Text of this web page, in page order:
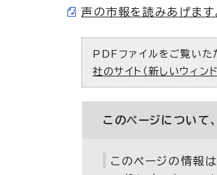
声の市報を読みあげま
PDFファイルをご覧いた
社のサイト（新しいウィンド
このページについて
このページの情報